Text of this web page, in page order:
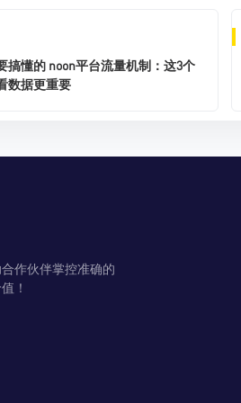
搞懂的 noon平台流量机制：这3个
数据更重要
作伙伴掌控准确的
！